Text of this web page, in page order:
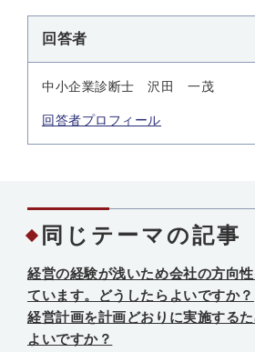
回答者
中小企業診断士 沢田 一茂
回答者プロフィール
同じテーマの記事
経営の経験が浅いため会社の方向
ています。どうしたらよいですか？
経営計画を計画どおりに実施する
よいですか？